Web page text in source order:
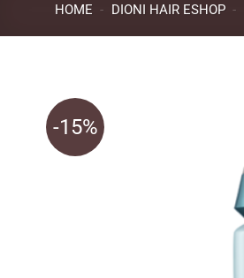
HOME - DIONI HAIR ESHOP -
-15%